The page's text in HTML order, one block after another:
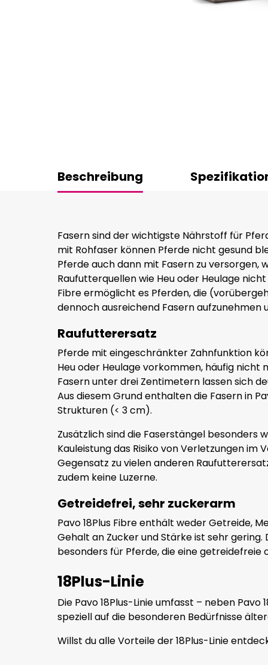
Beschreibung
Fasern sind der wichtigste Nährstoff für
mit Rohfaser können Pferde nicht gesund
Pferde auch dann mit Fasern zu versorgen,
Raufutterquellen wie Heu oder Heulage
Fibre ermöglicht es Pferden, die
dennoch ausreichend Fasern aufzunehmen
Raufutterersatz
Pferde mit eingeschränkter Zahnfunktion
Heu oder Heulage vorkommen, häufig nicht
Fasern unter drei Zentimetern lassen sich
Aus diesem Grund enthalten die Fasern in
Strukturen (< 3 cm).
Zusätzlich sind die Faserstängel besonders
Kauleistung das Risiko von Verletzungen im
Gegensatz zu vielen anderen
zudem keine Luzerne.
Getreidefrei, sehr zuckerarm
Pavo 18Plus Fibre enthält weder Getreide,
Gehalt an Zucker und Stärke ist sehr gering.
besonders für Pferde, die eine
18Plus-Linie
Die Pavo 18Plus-Linie umfasst – neben
speziell auf die besonderen Bedürfnisse
Willst du alle Vorteile der 18Plus-Linie